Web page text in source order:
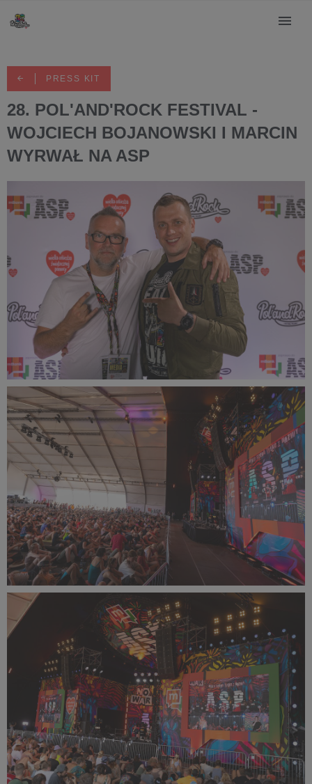
PRESS KIT
28. POL'AND'ROCK FESTIVAL -
WOJCIECH BOJANOWSKI I MARCIN
WYRWAŁ NA ASP
PR2022_Lucyna_Lewandowska_9468_small_1500x1000.jpg
425 KB
PR2022_Lucyna_Lewandowska_9457_small_1500x1000.jpg